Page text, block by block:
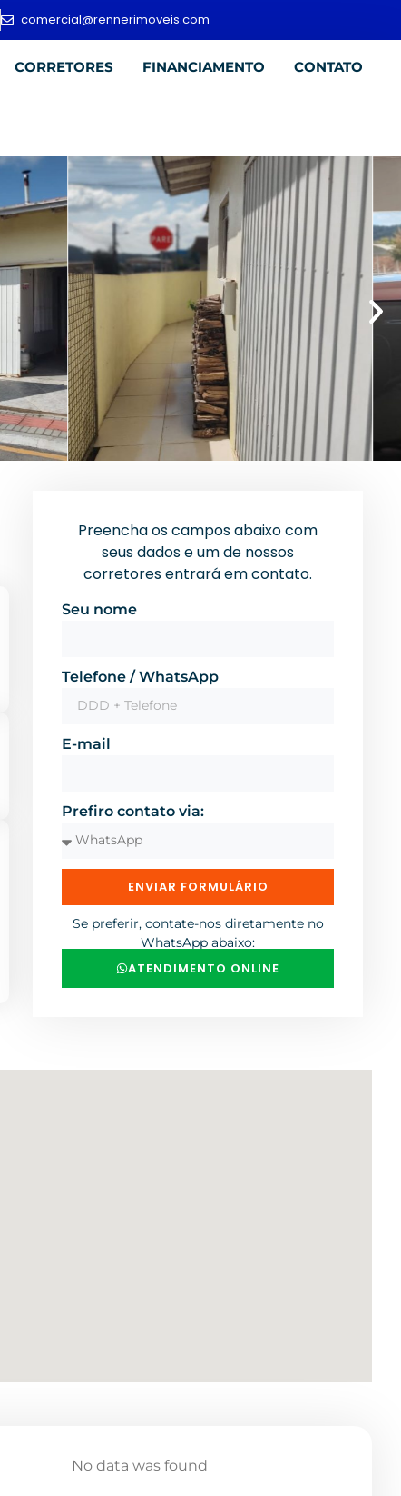
comercial@rennerimoveis.com
CORRETORES FINANCIAMENTO CONTATO
Preencha os campos abaixo com
seus dados e um de nossos
corretores entrará em contato.
Seu nome
Telefone / WhatsApp
E-mail
Prefiro contato via:
ENVIAR FORMULÁRIO
Se preferir, contate-nos diretamente no
WhatsApp abaixo:
ATENDIMENTO ONLINE
No data was found